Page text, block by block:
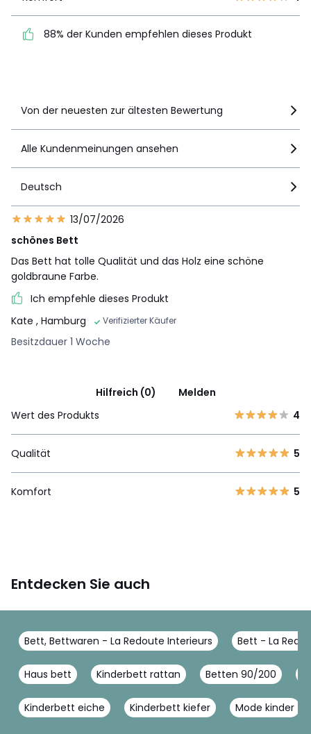
88% der Kunden
empfehlen dieses Produkt
88% der Kunden empfehlen dieses Produkt
Von der neuesten zur ältesten Bewertung
Alle Kundenmeinungen ansehen
Deutsch
13/07/2026
schönes Bett
Das Bett hat tolle Qualität und das Holz eine schöne
goldbraune Farbe.
Ich empfehle dieses Produkt
Kate , Hamburg Verifizierter Käufer
Besitzdauer 1 Woche
Hilfreich (0)
Melden
Wert des Produkts
4
Qualität 5
Komfort 5
Entdecken Sie auch
Bett, Bettwaren - La Redoute Interieurs Bett - La
Haus bett Kinderbett rattan Betten 90/200
Kinderbett eiche Kinderbett kiefer Mode kinder